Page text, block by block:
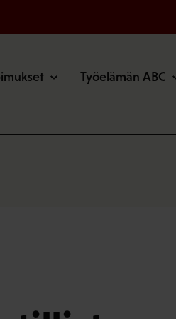
Työelämän ABC